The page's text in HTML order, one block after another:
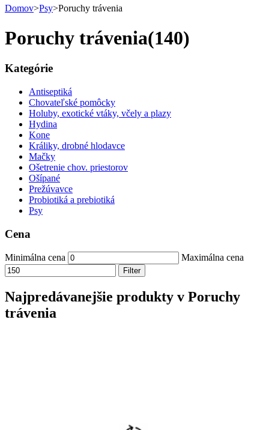
Domov>Psy>Poruchy trávenia
Poruchy trávenia(140)
Kategórie
Antiseptiká
Chovateľské pomôcky
Holuby, exotické vtáky, včely a plazy
Hydina
Kone
Králiky, drobné hlodavce
Mačky
Ošetrenie chov. priestorov
Ošípané
Prežúvavce
Probiotiká a prebiotiká
Psy
Cena
Minimálna cena Maximálna cena
Filter
Najpredávanejšie produkty v Poruchy
trávenia